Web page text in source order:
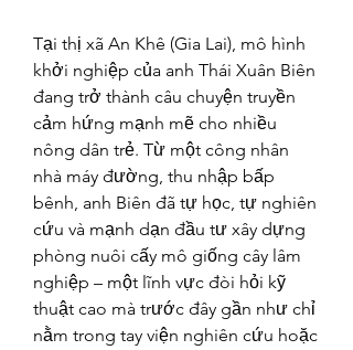
Tại thị xã An Khê (Gia Lai), mô hình
khởi nghiệp của anh Thái Xuân Biên
đang trở thành câu chuyện truyền
cảm hứng mạnh mẽ cho nhiều
nông dân trẻ. Từ một công nhân
nhà máy đường, thu nhập bấp
bênh, anh Biên đã tự học, tự nghiên
cứu và mạnh dạn đầu tư xây dựng
phòng nuôi cấy mô giống cây lâm
nghiệp – một lĩnh vực đòi hỏi kỹ
thuật cao mà trước đây gần như chỉ
nằm trong tay viện nghiên cứu hoặc